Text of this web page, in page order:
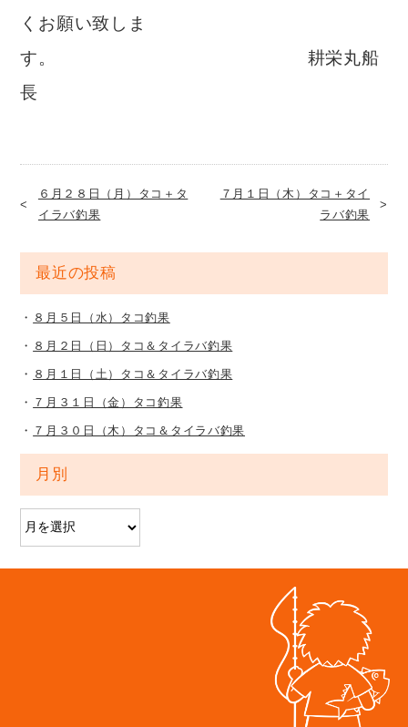
くお願い致しま
す。 耕栄丸船
長
６月２８日（月）タコ＋タ
イラバ釣果
７月１日（木）タコ＋タイ
ラバ釣果
最近の投稿
８月５日（水）タコ釣果
８月２日（日）タコ＆タイラバ釣果
８月１日（土）タコ＆タイラバ釣果
７月３１日（金）タコ釣果
７月３０日（木）タコ＆タイラバ釣果
月別